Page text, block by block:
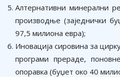
Алтернативни минерални
производње (заједнички
97,5 милиона евра);
Иновација сировина за
програми прераде,
опоравка (буџет око 40